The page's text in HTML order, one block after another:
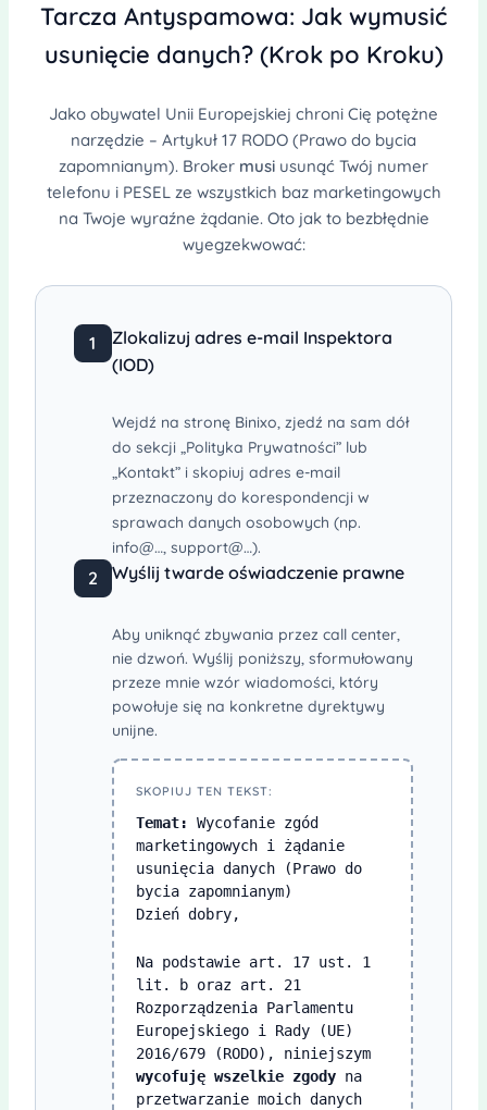
Tarcza Antyspamowa: Jak wymusić
usunięcie danych? (Krok po Kroku)
Jako obywatel Unii Europejskiej chroni Cię potężne
narzędzie – Artykuł 17 RODO (Prawo do bycia
zapomnianym). Broker musi usunąć Twój numer
telefonu i PESEL ze wszystkich baz marketingowych
na Twoje wyraźne żądanie. Oto jak to bezbłędnie
wyegzekwować:
1
Zlokalizuj adres e-mail Inspektora
(IOD)
Wejdź na stronę Binixo, zjedź na sam dół
do sekcji „Polityka Prywatności” lub
„Kontakt” i skopiuj adres e-mail
przeznaczony do korespondencji w
sprawach danych osobowych (np.
info@…, support@…).
2 Wyślij twarde oświadczenie prawne
Aby uniknąć zbywania przez call center,
nie dzwoń. Wyślij poniższy, sformułowany
przeze mnie wzór wiadomości, który
powołuje się na konkretne dyrektywy
unijne.
SKOPIUJ TEN TEKST:
Temat:
Wycofanie zgód
marketingowych i żądanie
usunięcia danych (Prawo do
bycia zapomnianym)
Dzień dobry,
Na podstawie art. 17 ust. 1
lit. b oraz art. 21
Rozporządzenia Parlamentu
Europejskiego i Rady (UE)
2016/679 (RODO), niniejszym
wycofuję wszelkie zgodyna
przetwarzanie moich danych